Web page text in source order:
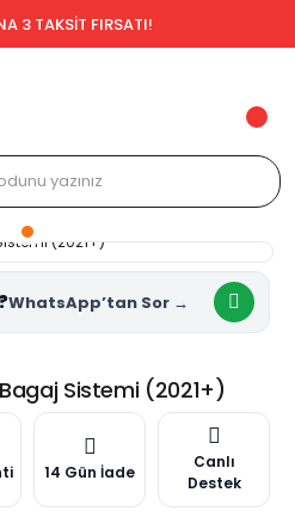
3 TAKSİT FIRSATI!
Sistemi (2021+)
14 Gün İade
Canlı
Destek